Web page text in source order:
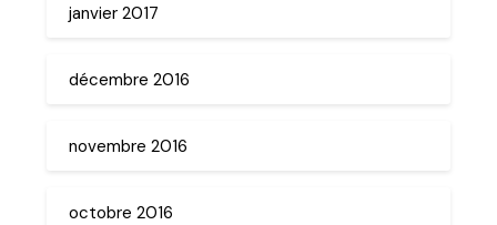
janvier 2017
décembre 2016
novembre 2016
octobre 2016